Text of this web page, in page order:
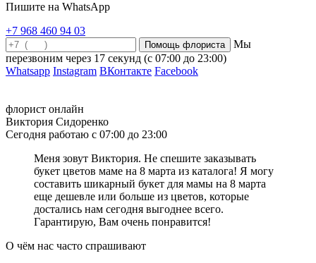
Пишите на WhatsApp
+7 968 460 94 03
Мы
перезвоним через 17 секунд (с 07:00 до 23:00)
Whatsapp Instagram ВКонтакте Facebook
флорист онлайн
Виктория Сидоренко
Сегодня работаю с 07:00 до 23:00
Меня зовут Виктория. Не спешите заказывать
букет цветов маме на 8 марта из каталога! Я могу
составить шикарный букет для мамы на 8 марта
еще дешевле или больше из цветов, которые
достались нам сегодня выгоднее всего.
Гарантирую, Вам очень понравится!
О чём нас часто спрашивают
Прежде всего, выбирая цветы для любимой жены, вы хотите
выразить свою любовь, уважение и признательность. Розы – это
традиционный символ любви, поэтому они оптимально
подойдут для такого повода. Но часто мужчины задаются
вопросом: какое количество роз подарить жене на День
Рождения? На День Рождения принято дарить красивые
будет очень достойно смотреться и сможет донести ваши
чувства и эмоции. Также, есть традиция дарить столько цветов,
сколько исполняется лет любимой супруге. Если выпадает
чётное число, то прибавляется еще один цветок, который
символизирует нового прекрасного года в жизни. По случаю
Юбилея жены максимально подходящим станет букет из 51 или
101 розы. Такой по истине шикарный подарок подарит
потрясающие эмоции и надолго запомнится! Не так важен
размер букета, ведь любимой женщине будет приятно получить
любой подарок! Самое главное, чтобы цветы были подарены с
искренностью и от всего сердца.
Сколько роз дарить на 14 февраля